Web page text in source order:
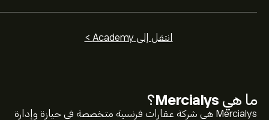
ما هي Mercialys؟
Mercialys هي شركة عقارات فرنسية متخصصة في حيازة وإدارة
انتقل إلى Academy >